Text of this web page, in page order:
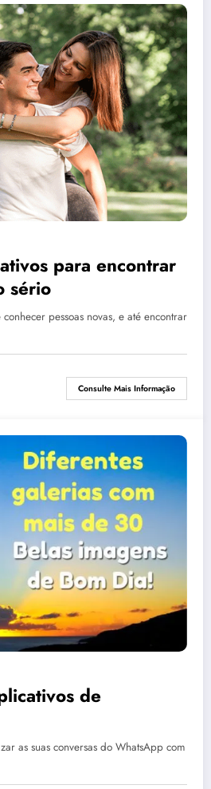
para encontrar
sério
pessoas novas, e até encontrar
Consulte Mais Informação
de
as suas conversas do WhatsApp com